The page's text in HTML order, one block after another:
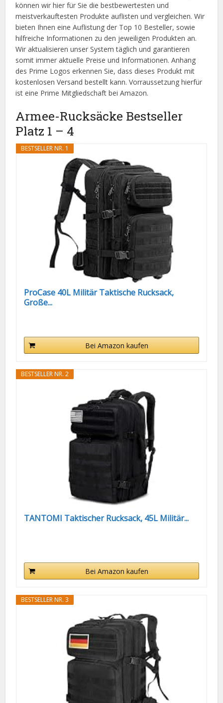
können wir hier für Sie die bestbewertesten und
meistverkauftesten Produkte auflisten und vergleichen. Wir
bieten Ihnen eine Auflistung der Top 10 Besteller, sowie
hilfreiche Informationen zu den jeweiligen Produkten an.
Wir aktualisieren unser System täglich und garantieren
somit immer aktuelle Preise und Informationen. Anhang
des Prime Logos erkennen Sie, dass dieses Produkt mit
kostenlosen Versand bestellt kann. Vorraussetzung hierfür
ist eine Prime Mitgliedschaft bei Amazon.
Armee-Rucksäcke Bestseller
Platz 1 – 4
BESTSELLER NR. 1
ProCase 40L Militär Taktische Rucksack,
Große...
Bei Amazon kaufen
BESTSELLER NR. 2
TANTOMI Taktischer Rucksack, 45L Militär...
Bei Amazon kaufen
BESTSELLER NR. 3